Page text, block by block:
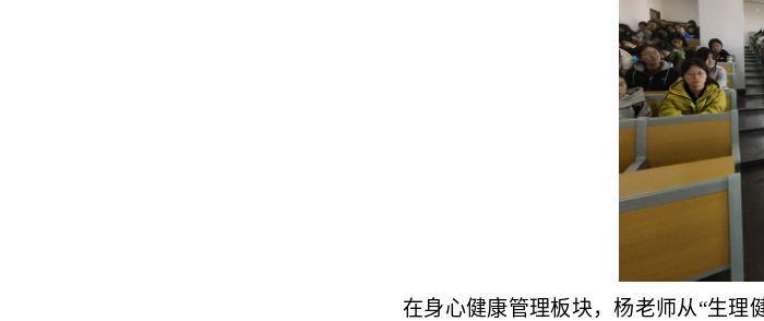
在身心健康管理板块，杨老师从“生理